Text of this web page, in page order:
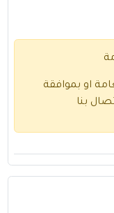
او بموافقة
بنا